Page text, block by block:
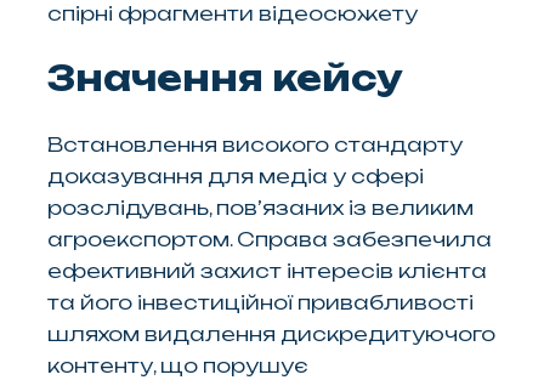
спірні фрагменти відеосюжету
Значення кейсу
Встановлення високого стандарту
доказування для медіа у сфері
розслідувань, пов’язаних із великим
агроекспортом. Справа забезпечила
ефективний захист інтересів клієнта
та його інвестиційної привабливості
шляхом видалення дискредитуючого
контенту, що порушує